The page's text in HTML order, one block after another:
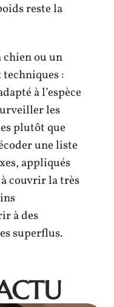
reste la
ou un
techniques :
à l’espèce
les
plutôt que
une liste
appliqués
couvrir la très
à des
superflus.